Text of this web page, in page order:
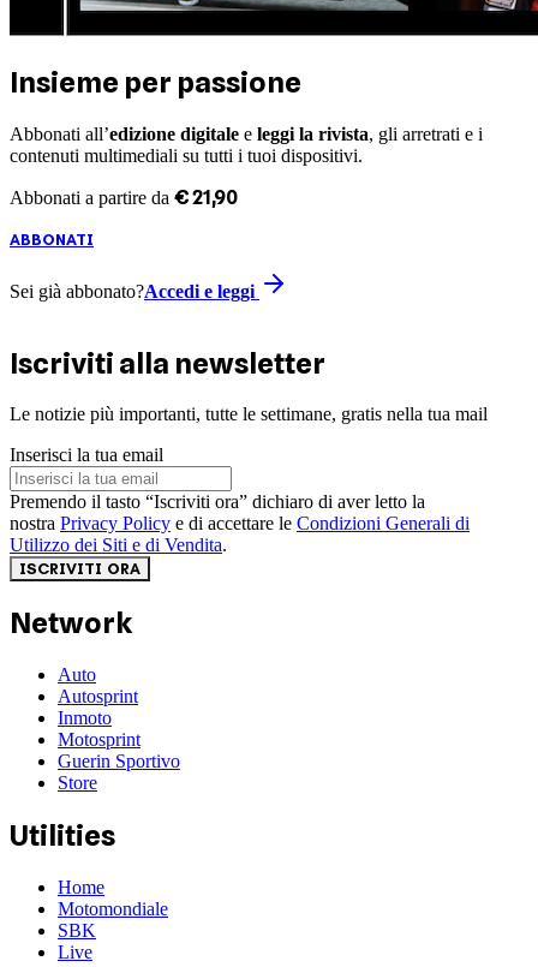
Insieme per passione
Abbonati all’edizione digitale e leggi la rivista, gli arretrati e i
contenuti multimediali su tutti i tuoi dispositivi.
Abbonati a partire da €21,90
ABBONATI
Sei già abbonato?Accedi e leggi
Iscriviti alla newsletter
Le notizie più importanti, tutte le settimane, gratis nella tua mail
Inserisci la tua email
Premendo il tasto “Iscriviti ora” dichiaro di aver letto la
nostra Privacy Policy e di accettare le Condizioni Generali di
Utilizzo dei Siti e di Vendita.
ISCRIVITI ORA
Network
Auto
Autosprint
Inmoto
Motosprint
Guerin Sportivo
Store
Utilities
Home
Motomondiale
SBK
Live